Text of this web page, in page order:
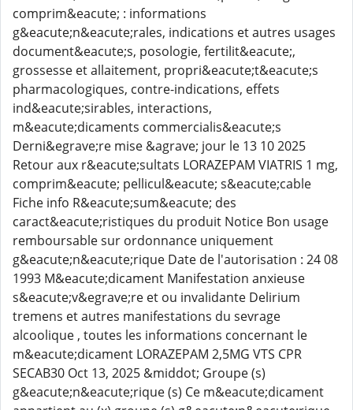
comprim&eacute; : informations
g&eacute;n&eacute;rales, indications et autres usages
document&eacute;s, posologie, fertilit&eacute;,
grossesse et allaitement, propri&eacute;t&eacute;s
pharmacologiques, contre-indications, effets
ind&eacute;sirables, interactions,
m&eacute;dicaments commercialis&eacute;s
Derni&egrave;re mise &agrave; jour le 13 10 2025
Retour aux r&eacute;sultats LORAZEPAM VIATRIS 1 mg,
comprim&eacute; pellicul&eacute; s&eacute;cable
Fiche info R&eacute;sum&eacute; des
caract&eacute;ristiques du produit Notice Bon usage
remboursable sur ordonnance uniquement
g&eacute;n&eacute;rique Date de l'autorisation : 24 08
1993 M&eacute;dicament Manifestation anxieuse
s&eacute;v&egrave;re et ou invalidante Delirium
tremens et autres manifestations du sevrage
alcoolique , toutes les informations concernant le
m&eacute;dicament LORAZEPAM 2,5MG VTS CPR
SECAB30 Oct 13, 2025 &middot; Groupe (s)
g&eacute;n&eacute;rique (s) Ce m&eacute;dicament